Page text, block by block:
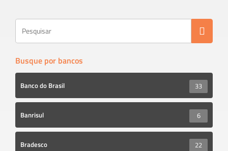
Busque por bancos
Banco do Brasil 33
Banrisul 6
Bradesco 22